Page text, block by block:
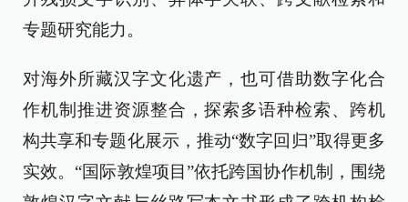
专题研究能力。
对海外所藏汉字文化遗产，也可借助数字化合
作机制推进资源整合，探索多语种检索、跨机
构共享和专题化展示，推动“数字回归”取得更多
实效。“国际敦煌项目”依托跨国协作机制，围绕